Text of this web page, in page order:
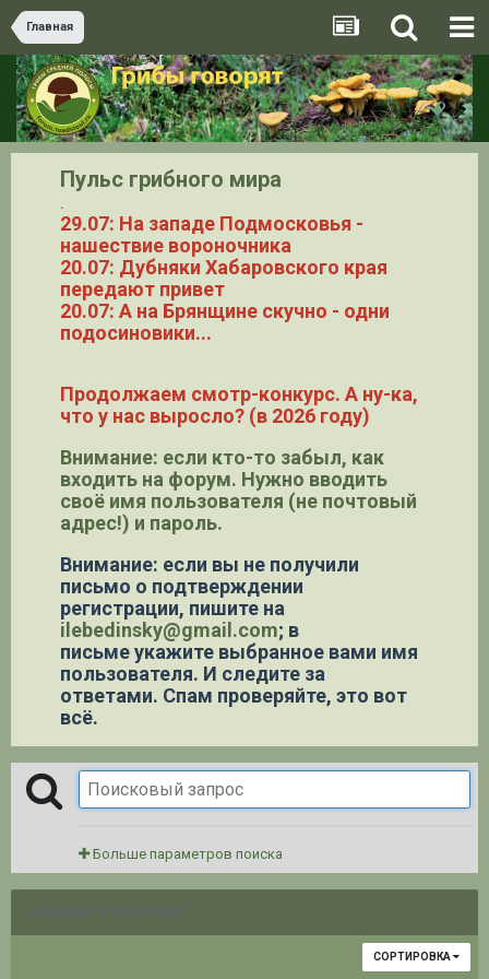
Главная
Пульс грибного мира
.
29.07: На западе Подмосковья -
нашествие вороночника
20.07: Дубняки Хабаровского края
передают привет
20.07: А на Брянщине скучно - одни
подосиновики...
Продолжаем смотр-конкурс. А ну-ка,
что у нас выросло? (в 2026 году)
Внимание: если кто-то забыл, как
входить на форум. Нужно вводить
своё имя пользователя (не почтовый
адрес!) и пароль.
Внимание: если вы не получили
письмо о подтверждении
регистрации, пишите на
ilebedinsky@gmail.com; в
письме укажите выбранное вами имя
пользователя. И следите за
ответами. Спам проверяйте, это вот
всё.
Больше параметров поиска
НАЙДЕНО 1 РЕЗУЛЬТАТ
СОРТИРОВКА